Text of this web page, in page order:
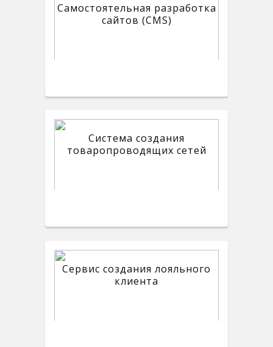
Самостоятельная разработка
сайтов (CMS)
Система создания
товаропроводящих сетей
Сервис создания лояльного
клиента